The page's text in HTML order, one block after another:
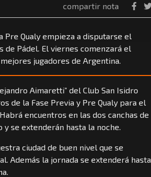
compartir nota
Pre Qualy empieza a disputarse el
de Pádel. El viernes comenzará el
jugadores de Argentina.
Aimaretti” del Club San Isidro
de la Fase Previa y Pre Qualy para el
encuentros en las dos canchas de
se extenderán hasta la noche.
ciudad de buen nivel que se
Además la jornada se extenderá hasta